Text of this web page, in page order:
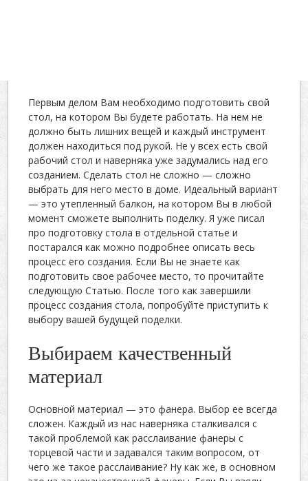
Первым делом Вам необходимо подготовить свой
стол, на котором Вы будете работать. На нем не
должно быть лишних вещей и каждый инструмент
должен находиться под рукой. Не у всех есть свой
рабочий стол и наверняка уже задумались над его
созданием. Сделать стол не сложно — сложно
выбрать для него место в доме. Идеальный вариант
— это утепленный балкон, на котором Вы в любой
момент сможете выполнить поделку. Я уже писал
про подготовку стола в отдельной статье и
постарался как можно подробнее описать весь
процесс его создания. Если Вы не знаете как
подготовить свое рабочее место, то прочитайте
следующую Статью. После того как завершили
процесс создания стола, попробуйте приступить к
выбору вашей будущей поделки.
Выбираем качественный
материал
Основной материал — это фанера. Выбор ее всегда
сложен. Каждый из нас наверняка сталкивался с
такой проблемой как расслаивание фанеры с
торцевой части и задавался таким вопросом, от
чего же такое расслаивание? Ну как же, в основном